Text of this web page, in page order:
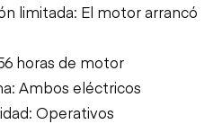
limitada: El motor arrancó
horas de motor
Ambos eléctricos
Operativos